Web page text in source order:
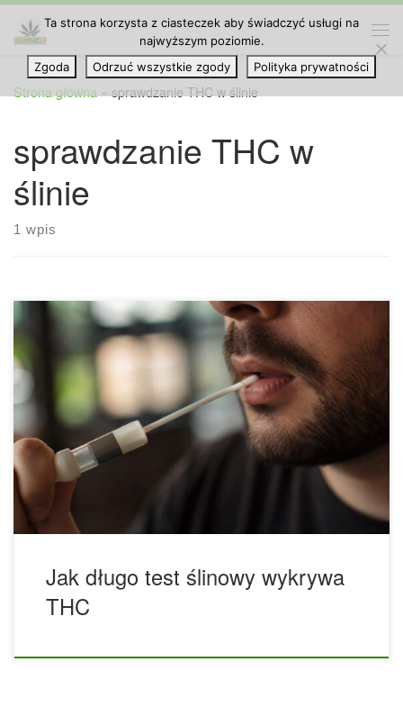
Przejdź do treści
Strona główna » sprawdzanie THC w ślinie
sprawdzanie THC w
ślinie
1 wpis
Jak długo THC utrzymuje się w ślinie? THC w ślinie to temat,
który interesuje coraz więcej osób, ponieważ testy
wykonywane z próbki śliny są szybkie, wygodne i często
stosowane w praktyce. Pytanie, jak długo THC utrzymuje się
w ślinie, nie ma jednej odpowiedzi dobrej dla każdego,
ponieważ czas wykrywalności zależy od wielu czynników.
Znaczenie ma częstotliwość używania marihuany, ilość
przyjętej […]
Jak długo test ślinowy wykrywa
THC
Ta strona korzysta z ciasteczek aby świadczyć usługi na
najwyższym poziomie.
Zgoda
Odrzuć wszystkie zgody Polityka prywatności